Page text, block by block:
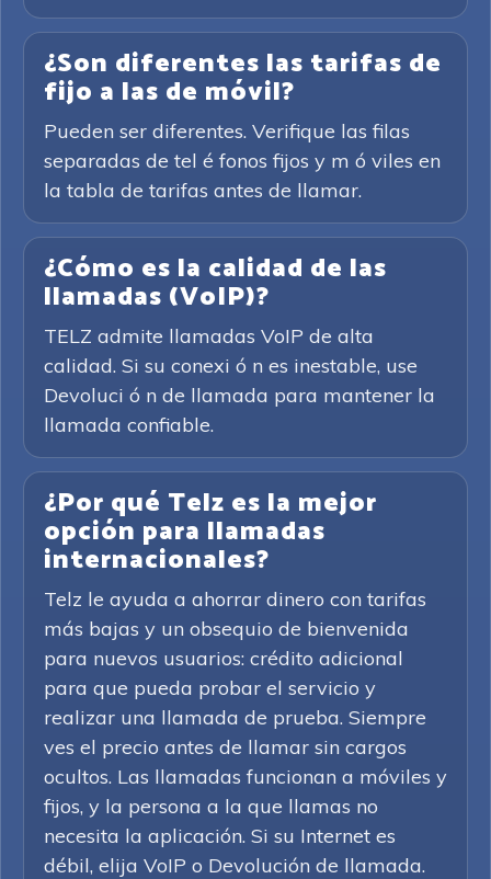
¿Son diferentes las tarifas de
fijo a las de móvil?
Pueden ser diferentes. Verifique las filas
separadas de tel é fonos fijos y m ó viles en
la tabla de tarifas antes de llamar.
¿Cómo es la calidad de las
llamadas (VoIP)?
TELZ admite llamadas VoIP de alta
calidad. Si su conexi ó n es inestable, use
Devoluci ó n de llamada para mantener la
llamada confiable.
¿Por qué Telz es la mejor
opción para llamadas
internacionales?
Telz le ayuda a ahorrar dinero con tarifas
más bajas y un obsequio de bienvenida
para nuevos usuarios: crédito adicional
para que pueda probar el servicio y
realizar una llamada de prueba. Siempre
ves el precio antes de llamar sin cargos
ocultos. Las llamadas funcionan a móviles y
fijos, y la persona a la que llamas no
necesita la aplicación. Si su Internet es
débil, elija VoIP o Devolución de llamada.